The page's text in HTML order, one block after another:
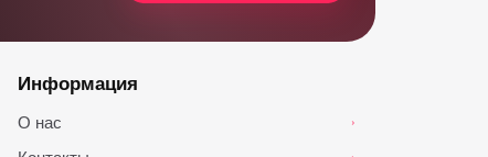
Информация
О нас ›